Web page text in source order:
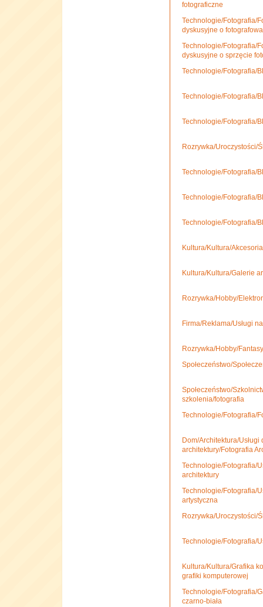
fotograficzne
Technologie/Fotografia/
dyskusyjne o
Technologie/Fotografia/
dyskusyjne o sprzęcie
Technologie/Fotografia/
Technologie/Fotografia/
Technologie/Fotografia/
Rozrywka/Uroczystości/
Technologie/Fotografia/
Technologie/Fotografia/
Technologie/Fotografia/
Kultura/Kultura/
Kultura/Kultura/Galerie
Rozrywka/Hobby/
Firma/Reklama/Usługi
Rozrywka/Hobby/
Społeczeństwo/
Społeczeństwo/
szkolenia/fotografia
Technologie/Fotografia/
Dom/Architektura/
architektury/Fotografia
Technologie/Fotografia/
architektury
Technologie/Fotografia/
artystyczna
Rozrywka/Uroczystości/
Technologie/Fotografia/
Kultura/Kultura/Grafika
grafiki komputerowej
Technologie/Fotografia/
czarno-biała